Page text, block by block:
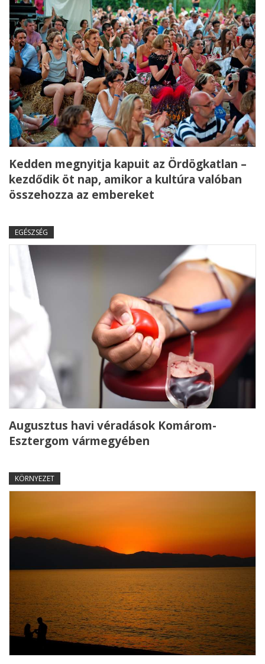
Kedden megnyitja kapuit az Ördögkatlan –
kezdődik öt nap, amikor a kultúra valóban
összehozza az embereket
EGÉSZSÉG
Augusztus havi véradások Komárom-
Esztergom vármegyében
KÖRNYEZET